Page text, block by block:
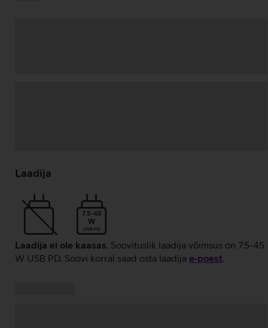
laadimine
Laadija
7.5-45
W
USB PD
Laadija ei ole kaasas. Soovituslik laadija võimsus on 7.5-45
W USB PD. Soovi korral saad osta laadija e‑poest.